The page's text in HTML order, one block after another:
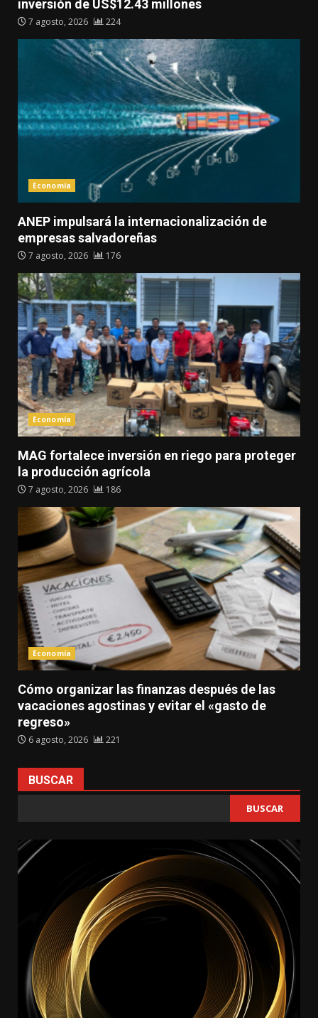
inversión de US$12.43 millones
7 agosto, 2026 224
Economía
ANEP impulsará la internacionalización de
empresas salvadoreñas
7 agosto, 2026 176
Economía
MAG fortalece inversión en riego para proteger
la producción agrícola
7 agosto, 2026 186
Economía
Cómo organizar las finanzas después de las
vacaciones agostinas y evitar el «gasto de
regreso»
6 agosto, 2026 221
BUSCAR
BUSCAR